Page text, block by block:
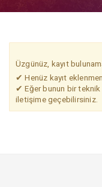
Üzgünüz, kayıt
✔ Henüz kayıt
✔ Eğer bunun bir
iletişime geçebilirsiniz.